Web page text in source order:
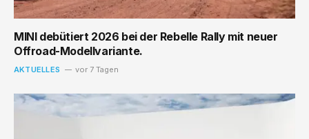
MINI debütiert 2026 bei der Rebelle Rally mit neuer
Offroad-Modellvariante.
AKTUELLES vor 7 Tagen